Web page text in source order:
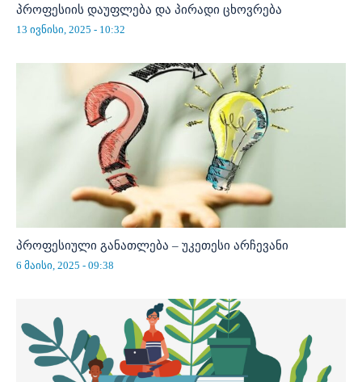
პროფესიის დაუფლება და პირადი ცხოვრება
13 ივნისი, 2025 - 10:32
პროფესიული განათლება – უკეთესი არჩევანი
6 მაისი, 2025 - 09:38